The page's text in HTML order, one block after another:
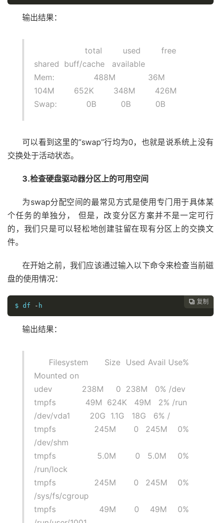
输出结果：
total used free
shared buff/cache available
Mem: 488M 36M
104M 652K 348M 426M
Swap: 0B 0B 0B
可以看到这里的”swap”行均为0，也就是说系统上没有
交换处于活动状态。
3.检查硬盘驱动器分区上的可用空间
为swap分配空间的最常见方式是使用专门用于具体某
个任务的单独分， 但是，改变分区方案并不是一定可行
的，我们只是可以轻松地创建驻留在现有分区上的交换文
件。
在开始之前，我们应该通过输入以下命令来检查当前磁
盘的使用情况：
 复制
$ df - h
输出结果：
Filesystem Size Used Avail Use%
Mounted on
udev 238M 0 238M 0% /dev
tmpfs 49M 624K 49M 2% /run
/dev/vda1 20G 1.1G 18G 6% /
tmpfs 245M 0 245M 0%
/dev/shm
tmpfs 5.0M 0 5.0M 0%
/run/lock
tmpfs 245M 0 245M 0%
/sys/fs/cgroup
tmpfs 49M 0 49M 0%